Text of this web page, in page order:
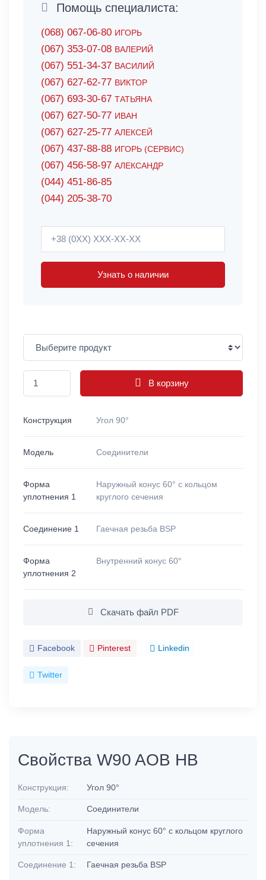
Помощь специалиста:
(068) 067-06-80 ИГОРЬ
(067) 353-07-08 ВАЛЕРИЙ
(067) 551-34-37 ВАСИЛИЙ
(067) 627-62-77 ВИКТОР
(067) 693-30-67 ТАТЬЯНА
(067) 627-50-77 ИВАН
(067) 627-25-77 АЛЕКСЕЙ
(067) 437-88-88 ИГОРЬ (СЕРВИС)
(067) 456-58-97 АЛЕКСАНДР
(044) 451-86-85
(044) 205-38-70
Узнать о наличии
В корзину
Конструкция Угол 90°
Модель Соединители
Форма
уплотнения 1
Наружный конус 60° с кольцом
круглого сечения
Соединение 1 Гаечная резьба BSP
Форма
уплотнения 2
Внутренний конус 60°
Скачать файл PDF
Facebook Pinterest Linkedin
Twitter
Свойства W90 AOB HB
Конструкция: Угол 90°
Модель: Соединители
Форма
уплотнения 1:
Наружный конус 60° с кольцом круглого
сечения
Соединение 1: Гаечная резьба BSP